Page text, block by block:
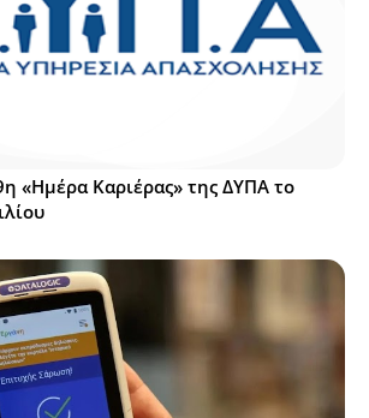
«Ημέρα Καριέρας» της ΔΥΠΑ το